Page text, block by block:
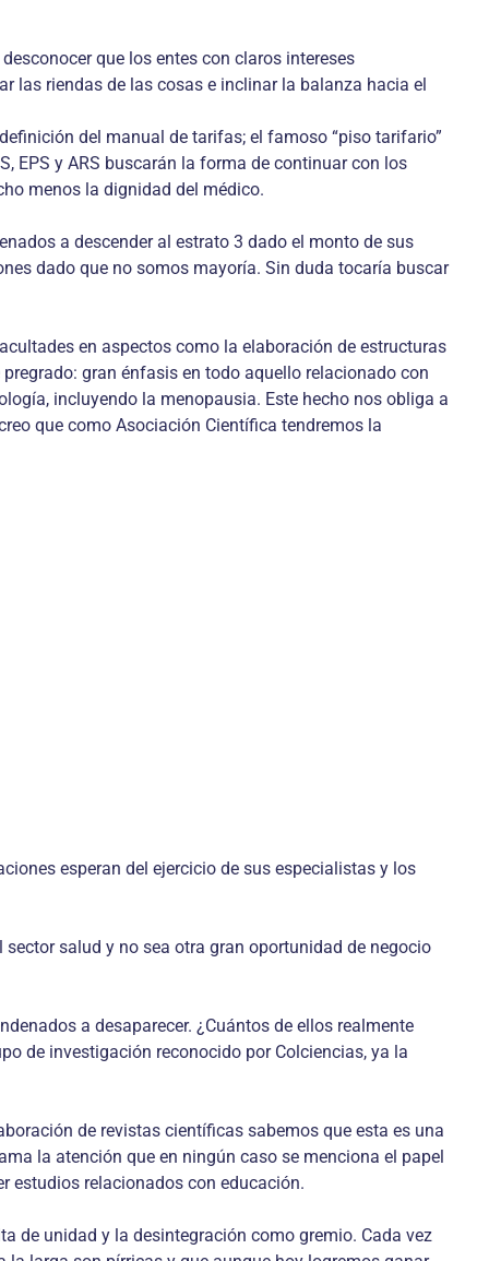
que los entes con claros intereses
las riendas de las cosas e inclinar la balanza hacia el
del manual de tarifas; el famoso “piso tarifario”
EPS y ARS buscarán la forma de continuar con los
menos la dignidad del médico.
a descender al estrato 3 dado el monto de sus
dado que no somos mayoría. Sin duda tocaría buscar
en aspectos como la elaboración de estructuras
gran énfasis en todo aquello relacionado con
incluyendo la menopausia. Este hecho nos obliga a
que como Asociación Científica tendremos la
esperan del ejercicio de sus especialistas y los
salud y no sea otra gran oportunidad de negocio
a desaparecer. ¿Cuántos de ellos realmente
de investigación reconocido por Colciencias, ya la
de revistas científicas sabemos que esta es una
la atención que en ningún caso se menciona el papel
estudios relacionados con educación.
de unidad y la desintegración como gremio. Cada vez